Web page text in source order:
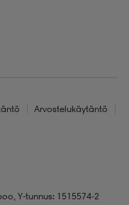
Arvostelukäytäntö
Y-tunnus: 1515574-2